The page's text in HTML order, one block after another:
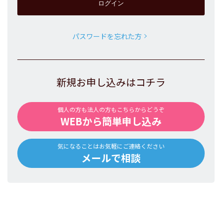
パスワードを忘れた方
新規お申し込みはコチラ
個人の方も法人の方もこちらからどうぞ
WEBから簡単申し込み
気になることはお気軽にご連絡ください
メールで相談